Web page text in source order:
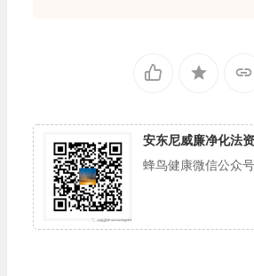
安东尼威廉净化法
蜂鸟健康微信公众